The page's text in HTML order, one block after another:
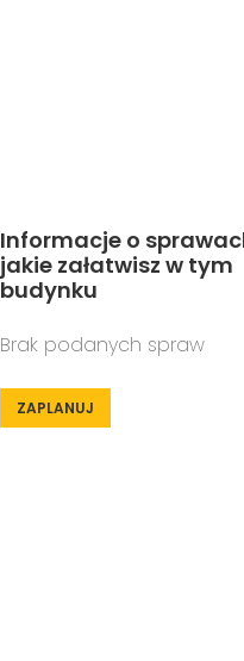
Informacje o
jakie załatwisz w tym
budynku
Brak podanych spraw
ZAPLANUJ